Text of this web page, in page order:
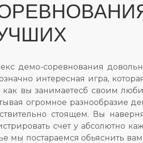
демо-соревнования
интересная игра,
как вы занимаетесб своим
огромное разнообразие
стоящем. Вы
счет у абсолютно
мы постараемся обьяснить